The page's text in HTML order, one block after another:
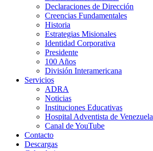
Declaraciones de Dirección
Creencias Fundamentales
Historia
Estrategias Misionales
Identidad Corporativa
Presidente
100 Años
División Interamericana
Servicios
ADRA
Noticias
Instituciones Educativas
Hospital Adventista de Venezuela
Canal de YouTube
Contacto
Descargas